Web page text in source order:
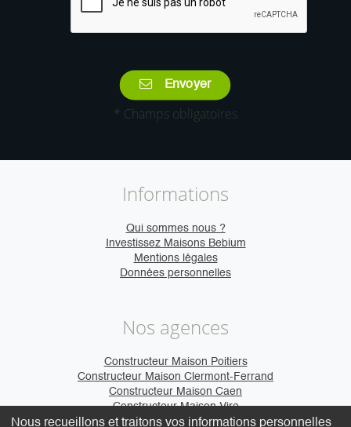
Envoyer
* Champs obligatoires
Informations
Qui sommes nous ?
Investissez Maisons Bebium
Mentions légales
Données personnelles
Nos agences
Constructeur Maison Poitiers
Constructeur Maison Clermont-Ferrand
Constructeur Maison Caen
Constructeur Maison Vire
Nous recueillons et traitons vos informations personnelles